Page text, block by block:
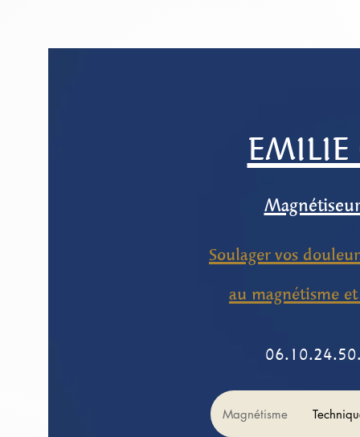
EMILIE
Soulager vos
au magnétisme
Magnétisme